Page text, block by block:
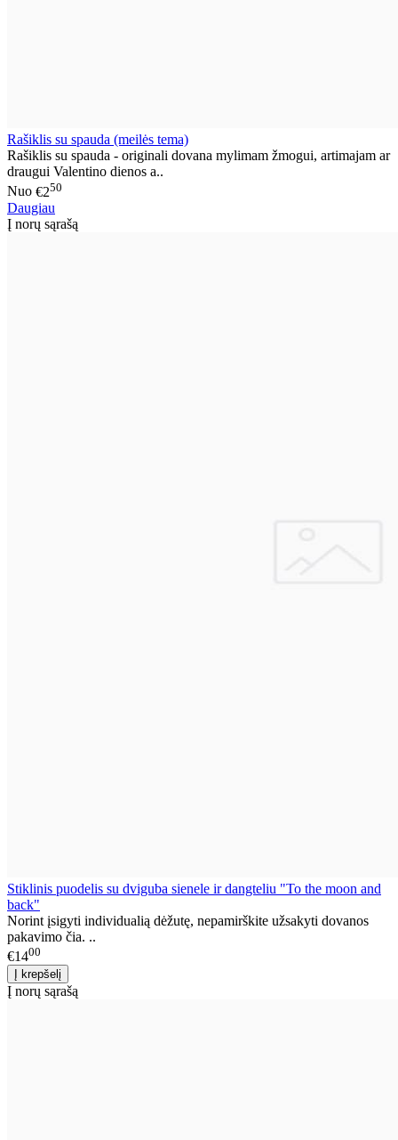
Rašiklis su spauda (meilės tema)
Rašiklis su spauda - originali dovana mylimam žmogui, artimajam ar
draugui Valentino dienos a..
Nuo €250
Daugiau
Į norų sąrašą
Stiklinis puodelis su dviguba sienele ir dangteliu "To the moon and
back"
Norint įsigyti individualią dėžutę, nepamirškite užsakyti dovanos
pakavimo čia. ..
€1400
Į norų sąrašą